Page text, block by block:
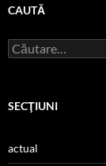
CAUTĂ
Caută
după:
SECŢIUNI
actual